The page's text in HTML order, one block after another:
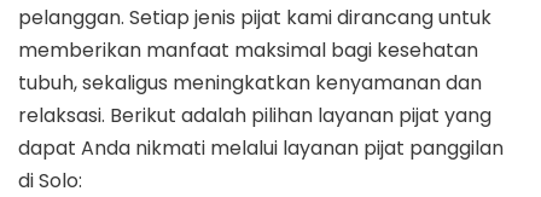
pelanggan. Setiap jenis pijat kami dirancang untuk
memberikan manfaat maksimal bagi kesehatan
tubuh, sekaligus meningkatkan kenyamanan dan
relaksasi. Berikut adalah pilihan layanan pijat yang
dapat Anda nikmati melalui layanan pijat panggilan
di Solo: